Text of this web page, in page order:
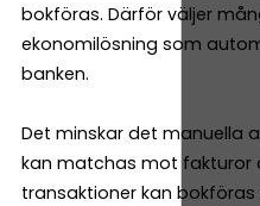
bokföras. Därför väljer
ekonomilösning som
banken.
Det minskar det manuella
kan matchas mot
transaktioner kan